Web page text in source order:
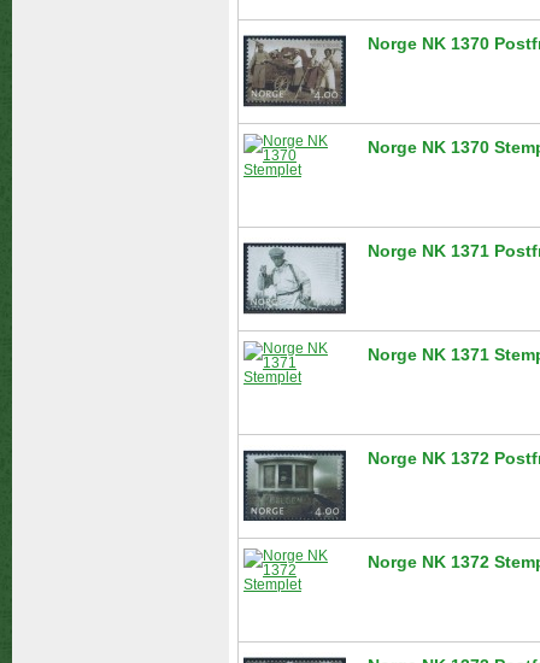
Norge NK 1370
Norge NK 1370
Norge NK 1371
Norge NK 1371
Norge NK 1372
Norge NK 1372